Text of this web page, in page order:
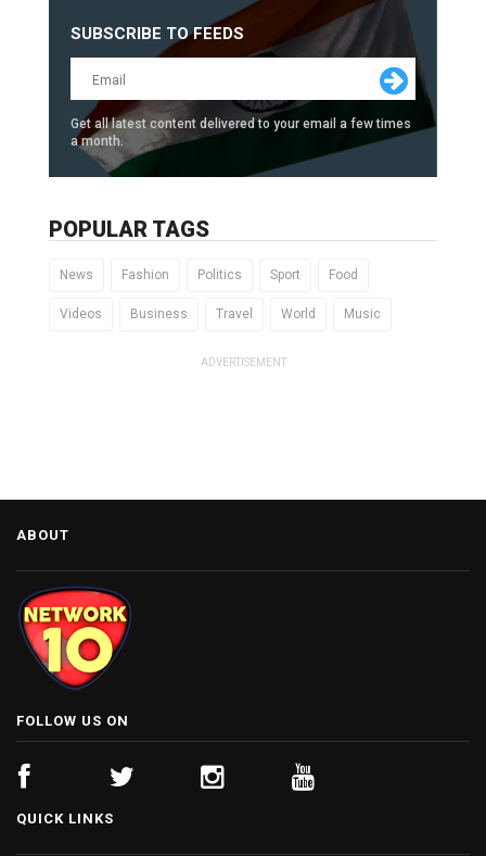
SUBSCRIBE TO FEEDS
Get all latest content delivered to your email a few times
a month.
POPULAR TAGS
News Fashion Politics Sport Food
Videos Business Travel World Music
ADVERTISEMENT
ABOUT
FOLLOW US ON
QUICK LINKS